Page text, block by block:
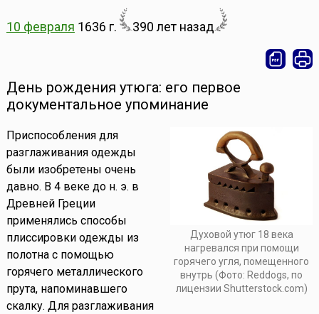
10 февраля 1636 г. 390 лет назад
День рождения утюга: его первое
документальное упоминание
Духовой утюг 18 века
нагревался при помощи
горячего угля, помещенного
внутрь (Фото: Reddogs, по
лицензии Shutterstock.com)
Приспособления для
разглаживания одежды
были изобретены очень
давно. В 4 веке до н. э. в
Древней Греции
применялись способы
плиссировки одежды из
полотна с помощью
горячего металлического
прута, напоминавшего
скалку. Для разглаживания